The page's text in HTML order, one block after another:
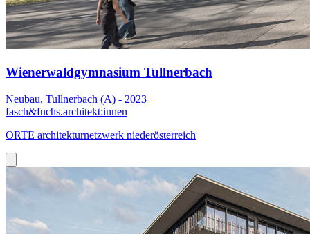
Wienerwaldgymnasium Tullnerbach
Neubau, Tullnerbach (A) - 2023
fasch&fuchs.architekt:innen
ORTE architekturnetzwerk niederösterreich